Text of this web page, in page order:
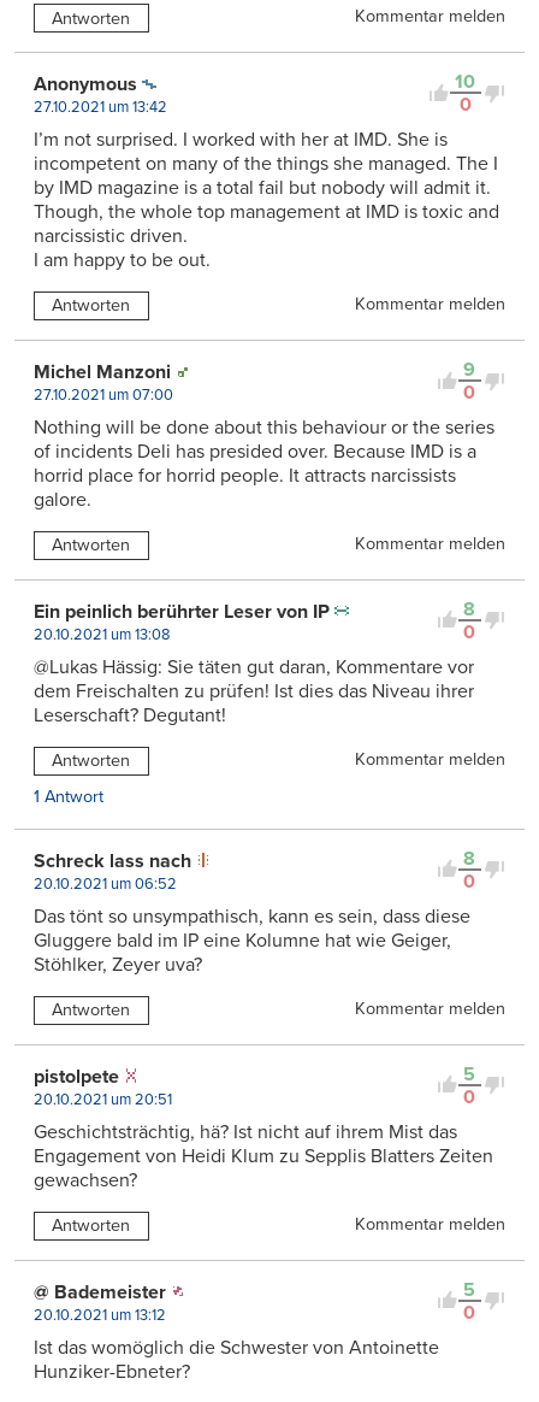
Antworten Kommentar melden
10
0
Anonymous
27.10.2021 um 13:42
I’m not surprised. I worked with her at IMD. She is
incompetent on many of the things she managed. The I
by IMD magazine is a total fail but nobody will admit it.
Though, the whole top management at IMD is toxic and
narcissistic driven.
I am happy to be out.
Antworten Kommentar melden
9
0
Michel Manzoni
27.10.2021 um 07:00
Nothing will be done about this behaviour or the series
of incidents Deli has presided over. Because IMD is a
horrid place for horrid people. It attracts narcissists
galore.
Antworten Kommentar melden
8
0
Ein peinlich berührter Leser von IP
20.10.2021 um 13:08
@Lukas Hässig: Sie täten gut daran, Kommentare vor
dem Freischalten zu prüfen! Ist dies das Niveau ihrer
Leserschaft? Degutant!
Antworten
Kommentar melden
1 Antwort
8
0
Schreck lass nach
20.10.2021 um 06:52
Das tönt so unsympathisch, kann es sein, dass diese
Gluggere bald im IP eine Kolumne hat wie Geiger,
Stöhlker, Zeyer uva?
Antworten Kommentar melden
5
0
pistolpete
20.10.2021 um 20:51
Geschichtsträchtig, hä? Ist nicht auf ihrem Mist das
Engagement von Heidi Klum zu Sepplis Blatters Zeiten
gewachsen?
Antworten Kommentar melden
5
0
@ Bademeister
20.10.2021 um 13:12
Ist das womöglich die Schwester von Antoinette
Hunziker-Ebneter?